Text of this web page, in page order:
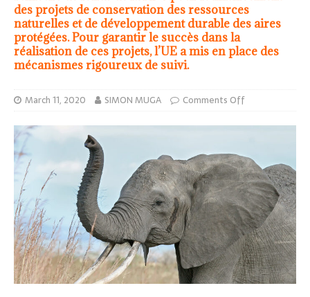
des projets de conservation des ressources
naturelles et de développement durable des aires
protégées. Pour garantir le succès dans la
réalisation de ces projets, l’UE a mis en place des
mécanismes rigoureux de suivi.
March 11, 2020 SIMON MUGA Comments Off